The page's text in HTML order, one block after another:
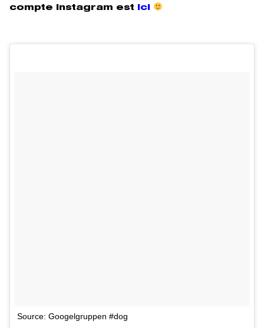
compte instagram est
ici
Source: Googelgruppen #dog